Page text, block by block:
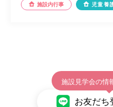
施設内行事 児童養
施設見学会の情
お友だち